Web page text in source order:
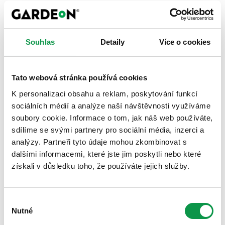
Souhlas Detaily Více o cookies
Tato webová stránka používá cookies
K personalizaci obsahu a reklam, poskytování funkcí
sociálních médií a analýze naší návštěvnosti využíváme
soubory cookie. Informace o tom, jak náš web používáte,
sdílíme se svými partnery pro sociální média, inzerci a
analýzy. Partneři tyto údaje mohou zkombinovat s
dalšími informacemi, které jste jim poskytli nebo které
získali v důsledku toho, že používáte jejich služby.
souhlasu
Nutné
nižší tepelné ztráty
příjemnější klima uvnitř budovy
✓ Vyšší požární odolnost
vyšší bezpečnost stavby
splnění náročnějších požadavků na moderní objekty
✓ Možnost minimálního sklonu střechy
vhodné i pro moderní haly a přístřešky
více možností při návrhu stavby
kvalitnější spoje